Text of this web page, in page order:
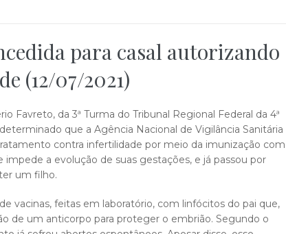
para casal autorizando
(12/07/2021)
Favreto, da 3ª Turma do Tribunal Regional Federal da 4ª
que a Agência Nacional de Vigilância Sanitária
contra infertilidade por meio da imunização com
a evolução de suas gestações, e já passou por
um filho.
vacinas, feitas em laboratório, com linfócitos do pai que,
de um anticorpo para proteger o embrião. Segundo o